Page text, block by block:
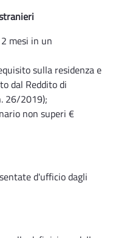
mesi in un
sulla residenza e
dal Reddito di
26/2019);
non superi €
d'ufficio dagli